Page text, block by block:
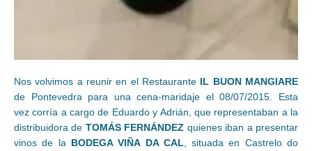
Nos volvimos a reunir en el Restaurante IL BUON MANGIARE
de Pontevedra para una cena-maridaje el 08/07/2015. Esta
vez corría a cargo de Eduardo y Adrián, que representaban a la
distribuidora de TOMÁS FERNÁNDEZ quienes iban a presentar
vinos de la BODEGA VIÑA DA CAL , situada en Castrelo do